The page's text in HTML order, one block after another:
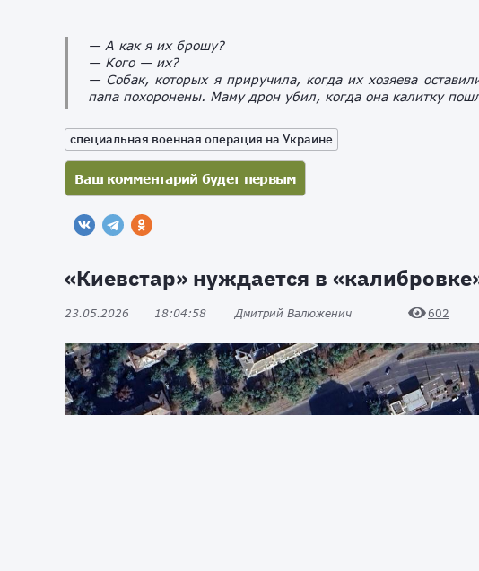
— А как я их брошу?
— Кого — их?
— Собак, которых я приручила, когда их хозяева
папа похоронены. Маму дрон убил, когда она калитку
специальная военная операция на Украине
«Киевстар» нуждается в
23.05.2026 18:04:58 Дмитрий Валюженич 602